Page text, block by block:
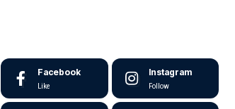
Facebook
Like
Instagram
Follow